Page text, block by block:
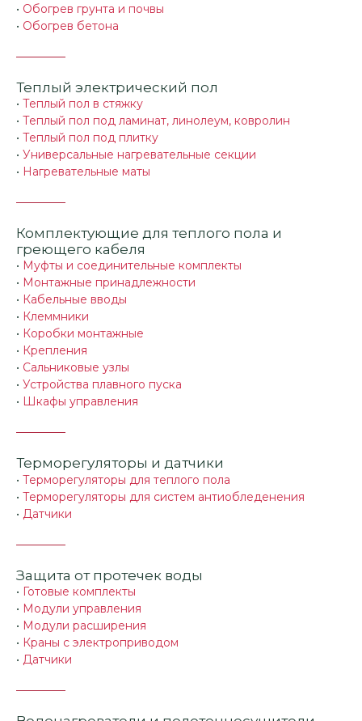
• Обогрев грунта и почвы
• Обогрев бетона
Теплый электрический пол
• Теплый пол в стяжку
• Теплый пол под ламинат, линолеум, ковролин
• Теплый пол под плитку
• Универсальные нагревательные секции
• Нагревательные маты
Комплектующие для теплого пола и
греющего кабеля
• Муфты и соединительные комплекты
• Монтажные принадлежности
• Кабельные вводы
• Клеммники
• Коробки монтажные
• Крепления
• Сальниковые узлы
• Устройства плавного пуска
• Шкафы управления
Терморегуляторы и датчики
• Терморегуляторы для теплого пола
• Терморегуляторы для систем антиобледенения
• Датчики
Защита от протечек воды
• Готовые комплекты
• Модули управления
• Модули расширения
• Краны с электроприводом
• Датчики